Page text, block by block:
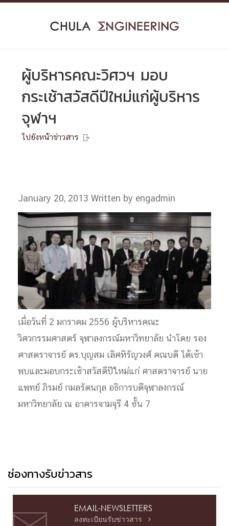
Skip
ผู้บริหารคณะวิศวฯ มอบ
กระเช้าสวัสดีปีใหม่แก่ผู้บริหาร
จุฬาฯ
ไปยังหน้าข่าวสาร 
January 20, 2013Written by engadmin
เมื่อวันที่ 2 มกราคม 2556 ผู้บริหารคณะ
วิศวกรรมศาสตร์ จุฬาลงกรณ์มหาวิทยาลัย นำโดย รอง
ศาสตราจารย์ ดร.บุญสม เลิศหิรัญวงศ์ คณบดี ได้เข้า
พบและมอบกระเช้าสวัสดีปีใหม่แก่ ศาสตราจารย์ นาย
แพทย์ ภิรมย์ กมลรัตนกุล อธิการบดีจุฬาลงกรณ์
มหาวิทยาลัย ณ อาคารจามจุรี 4 ชั้น 7
ช่องทางรับข่าวสาร
EMAIL-NEWSLETTERS
ลงทะเบียนรับข่าวสาร 